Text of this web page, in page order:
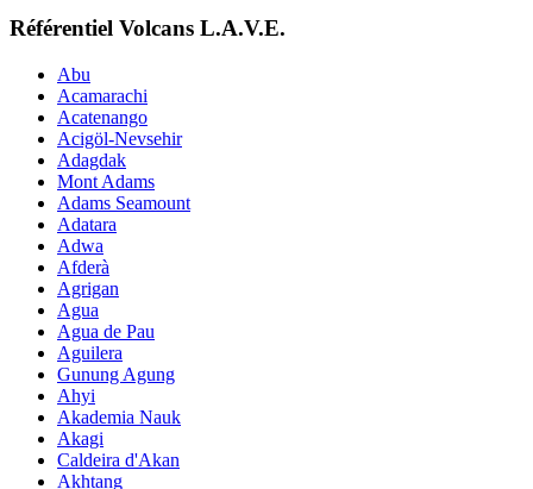
Référentiel Volcans L.A.V.E.
Abu
Acamarachi
Acatenango
Acigöl-Nevsehir
Adagdak
Mont Adams
Adams Seamount
Adatara
Adwa
Afderà
Agrigan
Agua
Agua de Pau
Aguilera
Gunung Agung
Ahyi
Akademia Nauk
Akagi
Caldeira d'Akan
Akhtang